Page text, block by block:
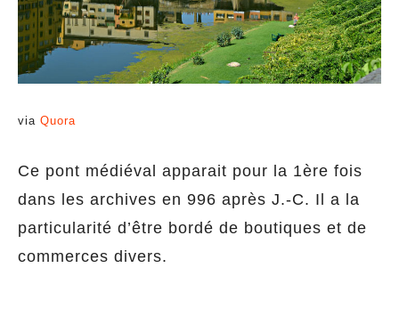
via Quora
Ce pont médiéval apparait pour la 1ère fois
dans les archives en 996 après J.-C. Il a la
particularité d’être bordé de boutiques et de
commerces divers.